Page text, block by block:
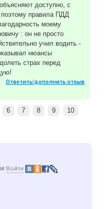
доступно, с
правила ПДД
моему
: он не просто
учил водить -
нюансы
страх перед
Ответить/дополнить отзыв
6 7 8 9
10
Войти